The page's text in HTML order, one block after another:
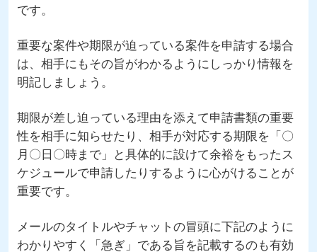
です。
重要な案件や期限が迫っている案件を申請する場合
は、相手にもその旨がわかるようにしっかり情報を
明記しましょう。
期限が差し迫っている理由を添えて申請書類の重要
性を相手に知らせたり、相手が対応する期限を「〇
月〇日〇時まで」と具体的に設けて余裕をもったス
ケジュールで申請したりするように心がけることが
重要です。
メールのタイトルやチャットの冒頭に下記のように
わかりやすく「急ぎ」である旨を記載するのも有効